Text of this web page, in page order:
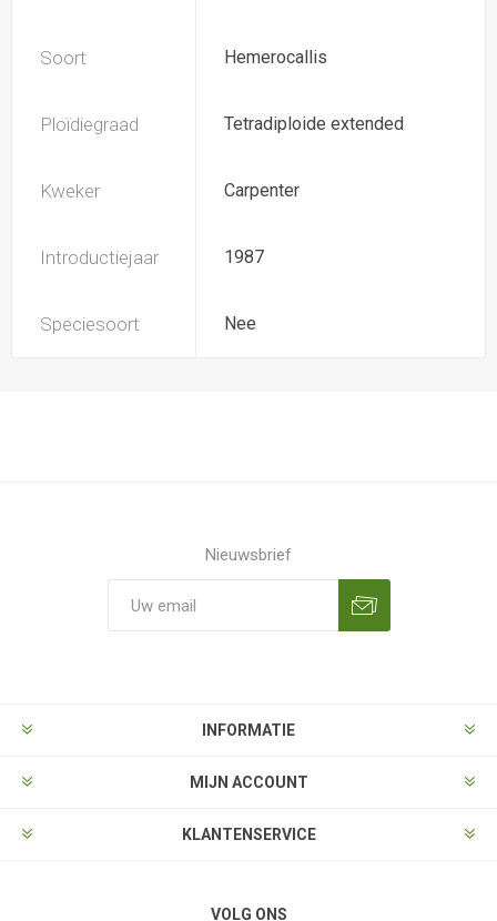
Soort Hemerocallis
Ploïdiegraad Tetradiploide extended
Kweker Carpenter
Introductiejaar 1987
Speciesoort Nee
Nieuwsbrief
INFORMATIE
MIJN ACCOUNT
KLANTENSERVICE
VOLG ONS